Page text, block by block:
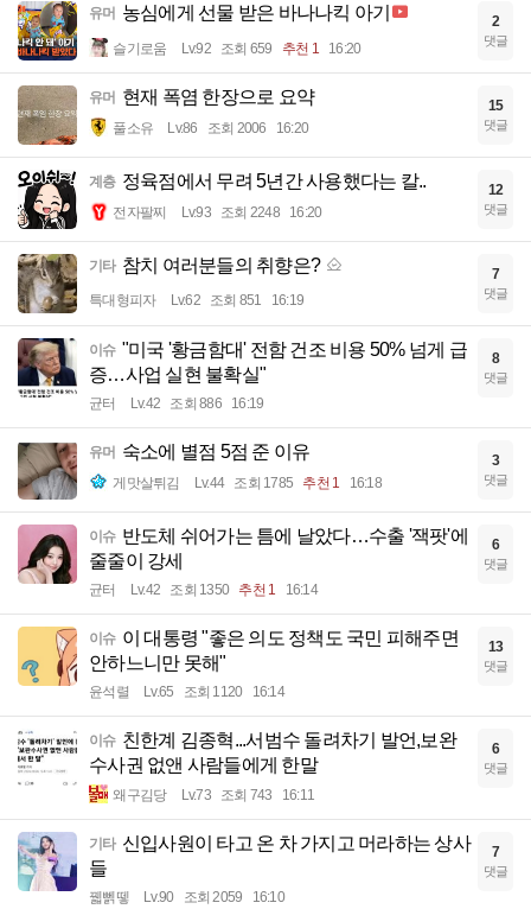
유머 농심에게 선물 받은 바나나킥 아기
슬기로움 Lv.92 조회 659 추천 1 16:20
2
댓글
유머 현재 폭염 한장으로 요약
풀소유 Lv.86 조회 2006 16:20
15
댓글
계층 정육점에서 무려 5년간 사용했다는 칼..
전자팔찌 Lv.93 조회 2248 16:20
12
댓글
기타 참치 여러분들의 취향은?
특대형피자 Lv.62 조회 851 16:19
7
댓글
이슈 "미국 '황금함대' 전함 건조 비용 50% 넘게 급
증…사업 실현 불확실"
균터 Lv.42 조회 886 16:19
8
댓글
유머 숙소에 별점 5점 준 이유
게맛살튀김 Lv.44 조회 1785 추천 1 16:18
3
댓글
이슈 반도체 쉬어가는 틈에 날았다…수출 '잭팟'에
줄줄이 강세
균터 Lv.42 조회 1350 추천 1 16:14
6
댓글
이슈 이 대통령 "좋은 의도 정책도 국민 피해주면
안하느니만 못해"
윤석렬 Lv.65 조회 1120 16:14
13
댓글
이슈 친한계 김종혁...서범수 돌려차기 발언,보완
수사권 없앤 사람들에게 한말
왜구김당 Lv.73 조회 743 16:11
6
댓글
기타 신입사원이 타고 온 차 가지고 머라하는 상사
들
꿻뻵뗗 Lv.90 조회 2059 16:10
7
댓글